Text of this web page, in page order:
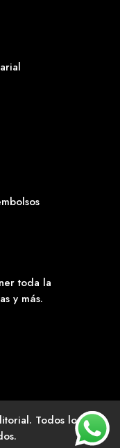
toda la
y más.
Todos los